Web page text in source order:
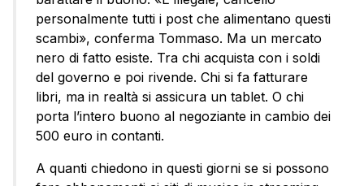
personalmente tutti i post che alimentano questi
scambi», conferma Tommaso. Ma un mercato
nero di fatto esiste. Tra chi acquista con i soldi
del governo e poi rivende. Chi si fa fatturare
libri, ma in realtà si assicura un tablet. O chi
porta l’intero buono al negoziante in cambio dei
500 euro in contanti.
A quanti chiedono in questi giorni se si possono